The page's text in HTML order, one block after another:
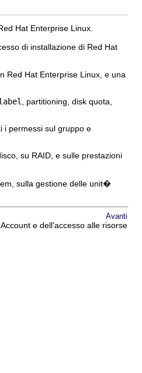
Hat Enterprise Linux.
di installazione di Red Hat
Red Hat Enterprise Linux, e una
, partitioning, disk quota,
i permessi sul gruppo e
su RAID, e sulle prestazioni
sulla gestione delle unit�
Avanti
e dell'accesso alle risorse